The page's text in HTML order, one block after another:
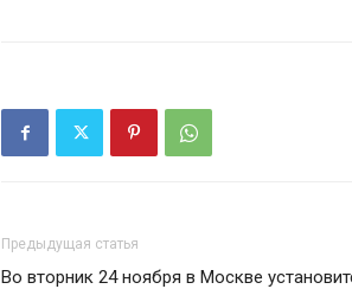
Предыдущая статья
Во вторник 24 ноября в Москве